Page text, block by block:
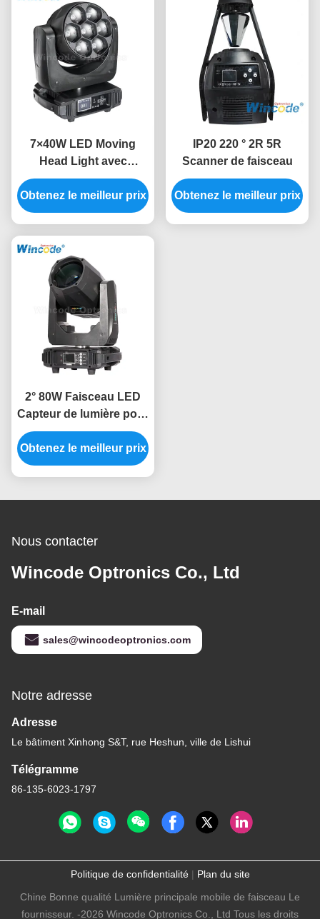
7×40W LED Moving
Head Light avec
fonction de zoom Pixel
Effets de lavage par
faisceau
Obtenez le meilleur prix
IP20 220 ° 2R 5R
Scanner de faisceau
Obtenez le meilleur prix
2° 80W Faisceau LED
Capteur de lumière pour
le centre de
divertissement
Obtenez le meilleur prix
Nous contacter
Wincode Optronics Co., Ltd
E-mail
sales@wincodeoptronics.com
Notre adresse
Adresse
Le bâtiment Xinhong S&T, rue Heshun, ville de Lishui
Télégramme
86-135-6023-1797
Politique de confidentialité| Plan du site
Chine Bonne qualité Lumière principale mobile de faisceau Le
fournisseur. -2026 Wincode Optronics Co., Ltd Tous les droits